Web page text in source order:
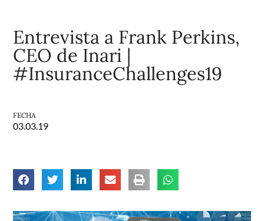
Entrevista a Frank Perkins,
CEO de Inari |
#InsuranceChallenges19
FECHA
03.03.19